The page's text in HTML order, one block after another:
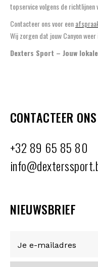
topservice volgens de richtlijnen
Contacteer ons voor een
Wij zorgen dat jouw Canyon
Dexters Sport – Jouw
CONTACTEER ONS
+32 89 65 85 80
NIEUWSBRIEF